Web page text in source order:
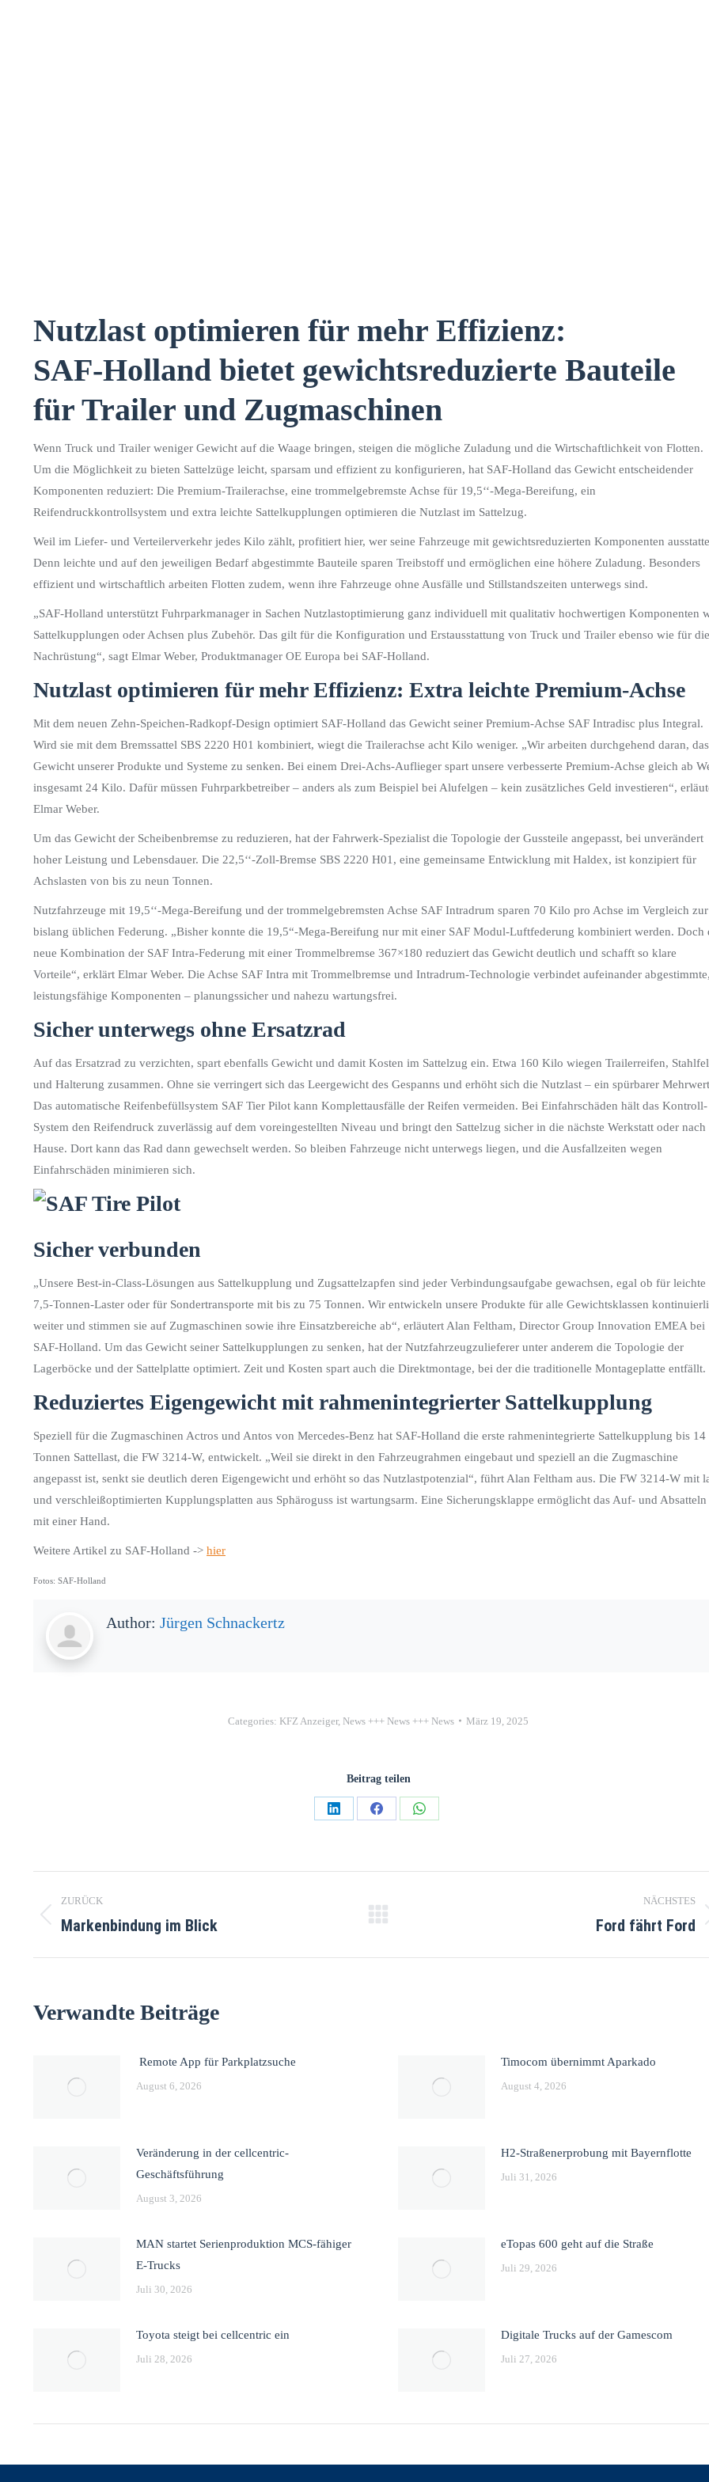
Nutzlast optimieren für mehr Effizienz:
SAF-Holland bietet gewichtsreduzierte Bauteile
für Trailer und Zugmaschinen
Wenn Truck und Trailer weniger Gewicht auf die Waage bringen, steigen die mögliche Zuladung und die Wirtschaftlichkeit von Flotten.
Um die Möglichkeit zu bieten Sattelzüge leicht, sparsam und effizient zu konfigurieren, hat SAF-Holland das Gewicht entscheidender
Komponenten reduziert: Die Premium-Trailerachse, eine trommelgebremste Achse für 19,5‘‘-Mega-Bereifung, ein
Reifendruckkontrollsystem und extra leichte Sattelkupplungen optimieren die Nutzlast im Sattelzug.
Weil im Liefer- und Verteilerverkehr jedes Kilo zählt, profitiert hier, wer seine Fahrzeuge mit gewichtsreduzierten Komponenten
Denn leichte und auf den jeweiligen Bedarf abgestimmte Bauteile sparen Treibstoff und ermöglichen eine höhere Zuladung. Besonders
effizient und wirtschaftlich arbeiten Flotten zudem, wenn ihre Fahrzeuge ohne Ausfälle und Stillstandszeiten unterwegs sind.
„SAF-Holland unterstützt Fuhrparkmanager in Sachen Nutzlastoptimierung ganz individuell mit qualitativ hochwertigen Komponenten
Sattelkupplungen oder Achsen plus Zubehör. Das gilt für die Konfiguration und Erstausstattung von Truck und Trailer ebenso wie für die
Nachrüstung“, sagt Elmar Weber, Produktmanager OE Europa bei SAF-Holland.
Nutzlast optimieren für mehr Effizienz: Extra leichte Premium-Achse
Mit dem neuen Zehn-Speichen-Radkopf-Design optimiert SAF-Holland das Gewicht seiner Premium-Achse SAF Intradisc plus Integral.
Wird sie mit dem Bremssattel SBS 2220 H01 kombiniert, wiegt die Trailerachse acht Kilo weniger. „Wir arbeiten durchgehend daran, das
Gewicht unserer Produkte und Systeme zu senken. Bei einem Drei-Achs-Auflieger spart unsere verbesserte Premium-Achse gleich ab
insgesamt 24 Kilo. Dafür müssen Fuhrparkbetreiber – anders als zum Beispiel bei Alufelgen – kein zusätzliches Geld investieren“,
Elmar Weber.
Um das Gewicht der Scheibenbremse zu reduzieren, hat der Fahrwerk-Spezialist die Topologie der Gussteile angepasst, bei unverändert
hoher Leistung und Lebensdauer. Die 22,5‘‘-Zoll-Bremse SBS 2220 H01, eine gemeinsame Entwicklung mit Haldex, ist konzipiert für
Achslasten von bis zu neun Tonnen.
Nutzfahrzeuge mit 19,5‘‘-Mega-Bereifung und der trommelgebremsten Achse SAF Intradrum sparen 70 Kilo pro Achse im Vergleich zur
bislang üblichen Federung. „Bisher konnte die 19,5“-Mega-Bereifung nur mit einer SAF Modul-Luftfederung kombiniert werden. Doch
neue Kombination der SAF Intra-Federung mit einer Trommelbremse 367×180 reduziert das Gewicht deutlich und schafft so klare
Vorteile“, erklärt Elmar Weber. Die Achse SAF Intra mit Trommelbremse und Intradrum-Technologie verbindet aufeinander
leistungsfähige Komponenten – planungssicher und nahezu wartungsfrei.
Sicher unterwegs ohne Ersatzrad
Auf das Ersatzrad zu verzichten, spart ebenfalls Gewicht und damit Kosten im Sattelzug ein. Etwa 160 Kilo wiegen Trailerreifen,
und Halterung zusammen. Ohne sie verringert sich das Leergewicht des Gespanns und erhöht sich die Nutzlast – ein spürbarer
Das automatische Reifenbefüllsystem SAF Tier Pilot kann Komplettausfälle der Reifen vermeiden. Bei Einfahrschäden hält das Kontroll-
System den Reifendruck zuverlässig auf dem voreingestellten Niveau und bringt den Sattelzug sicher in die nächste Werkstatt oder nach
Hause. Dort kann das Rad dann gewechselt werden. So bleiben Fahrzeuge nicht unterwegs liegen, und die Ausfallzeiten wegen
Einfahrschäden minimieren sich.
Sicher verbunden
„Unsere Best-in-Class-Lösungen aus Sattelkupplung und Zugsattelzapfen sind jeder Verbindungsaufgabe gewachsen, egal ob für leichte
7,5-Tonnen-Laster oder für Sondertransporte mit bis zu 75 Tonnen. Wir entwickeln unsere Produkte für alle Gewichtsklassen
weiter und stimmen sie auf Zugmaschinen sowie ihre Einsatzbereiche ab“, erläutert Alan Feltham, Director Group Innovation EMEA bei
SAF-Holland. Um das Gewicht seiner Sattelkupplungen zu senken, hat der Nutzfahrzeugzulieferer unter anderem die Topologie der
Lagerböcke und der Sattelplatte optimiert. Zeit und Kosten spart auch die Direktmontage, bei der die traditionelle Montageplatte entfällt.
Reduziertes Eigengewicht mit rahmenintegrierter Sattelkupplung
Speziell für die Zugmaschinen Actros und Antos von Mercedes-Benz hat SAF-Holland die erste rahmenintegrierte Sattelkupplung bis 14
Tonnen Sattellast, die FW 3214-W, entwickelt. „Weil sie direkt in den Fahrzeugrahmen eingebaut und speziell an die Zugmaschine
angepasst ist, senkt sie deutlich deren Eigengewicht und erhöht so das Nutzlastpotenzial“, führt Alan Feltham aus. Die FW 3214-W mit
und verschleißoptimierten Kupplungsplatten aus Sphäroguss ist wartungsarm. Eine Sicherungsklappe ermöglicht das Auf- und Absatteln
mit einer Hand.
Weitere Artikel zu SAF-Holland -> hier
Fotos: SAF-Holland
Author: Jürgen Schnackertz
Categories: KFZ Anzeiger, News +++ News +++ News März 19, 2025
Beitrag teilen
ZURÜCK
Markenbindung im Blick
NÄCHSTES
Ford fährt Ford
Verwandte Beiträge
Remote App für Parkplatzsuche
August 6, 2026
Timocom übernimmt Aparkado
August 4, 2026
Veränderung in der cellcentric-
Geschäftsführung
August 3, 2026
H2-Straßenerprobung mit Bayernflotte
Juli 31, 2026
MAN startet Serienproduktion MCS-fähiger
E-Trucks
Juli 30, 2026
eTopas 600 geht auf die Straße
Juli 29, 2026
Toyota steigt bei cellcentric ein
Juli 28, 2026
Digitale Trucks auf der Gamescom
Juli 27, 2026